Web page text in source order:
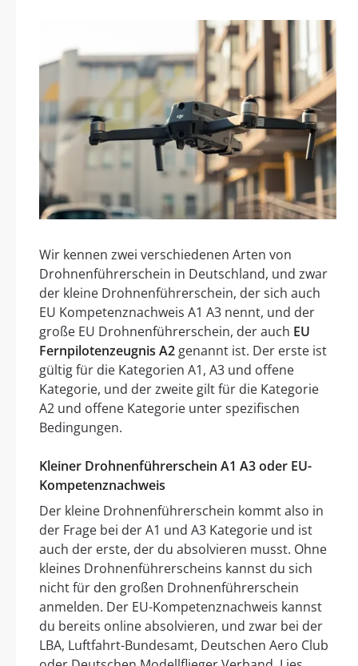
Wir kennen zwei verschiedenen Arten von
Drohnenführerschein in Deutschland, und zwar
der kleine Drohnenführerschein, der sich auch
EU Kompetenznachweis A1 A3 nennt, und der
große EU Drohnenführerschein, der auch EU
Fernpilotenzeugnis A2 genannt ist. Der erste ist
gültig für die Kategorien A1, A3 und offene
Kategorie, und der zweite gilt für die Kategorie
A2 und offene Kategorie unter spezifischen
Bedingungen.
Kleiner Drohnenführerschein A1 A3 oder EU-
Kompetenznachweis
Der kleine Drohnenführerschein kommt also in
der Frage bei der A1 und A3 Kategorie und ist
auch der erste, der du absolvieren musst. Ohne
kleines Drohnenführerscheins kannst du sich
nicht für den großen Drohnenführerschein
anmelden. Der EU-Kompetenznachweis kannst
du bereits online absolvieren, und zwar bei der
LBA, Luftfahrt-Bundesamt, Deutschen Aero Club